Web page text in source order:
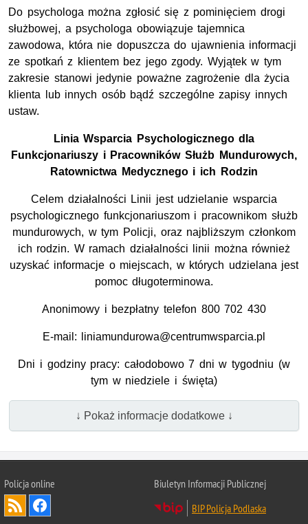
Do psychologa można zgłosić się z pominięciem drogi
służbowej, a psychologa obowiązuje tajemnica
zawodowa, która nie dopuszcza do ujawnienia informacji
ze spotkań z klientem bez jego zgody. Wyjątek w tym
zakresie stanowi jedynie poważne zagrożenie dla życia
klienta lub innych osób bądź szczególne zapisy innych
ustaw.
Linia Wsparcia Psychologicznego dla
Funkcjonariuszy i Pracowników Służb Mundurowych,
Ratownictwa Medycznego i ich Rodzin
Celem działalności Linii jest udzielanie wsparcia
psychologicznego funkcjonariuszom i pracownikom służb
mundurowych, w tym Policji, oraz najbliższym członkom
ich rodzin. W ramach działalności linii można również
uzyskać informacje o miejscach, w których udzielana jest
pomoc długoterminowa.
Anonimowy i bezpłatny telefon 800 702 430
E-mail: liniamundurowa@centrumwsparcia.pl
Dni i godziny pracy: całodobowo 7 dni w tygodniu (w
tym w niedziele i święta)
↓ Pokaż informacje dodatkowe ↓
Policja online
Biuletyn Informacji Publicznej
BIP Policja Podlaska